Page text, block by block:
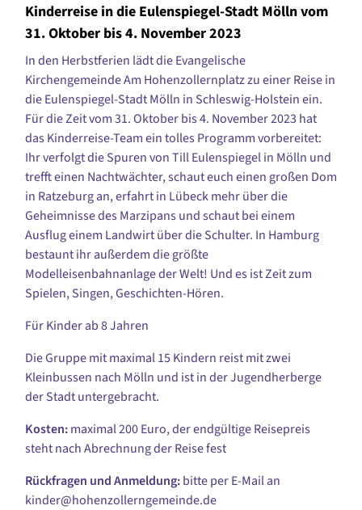
Kinderreise in die Eulenspiegel-Stadt Mölln vom
31. Oktober bis 4. November 2023
In den Herbstferien lädt die Evangelische
Kirchengemeinde Am Hohenzollernplatz zu einer Reise in
die Eulenspiegel-Stadt Mölln in Schleswig-Holstein ein.
Für die Zeit vom 31. Oktober bis 4. November 2023 hat
das Kinderreise-Team ein tolles Programm vorbereitet:
Ihr verfolgt die Spuren von Till Eulenspiegel in Mölln und
trefft einen Nachtwächter, schaut euch einen großen Dom
in Ratzeburg an, erfahrt in Lübeck mehr über die
Geheimnisse des Marzipans und schaut bei einem
Ausflug einem Landwirt über die Schulter. In Hamburg
bestaunt ihr außerdem die größte
Modelleisenbahnanlage der Welt! Und es ist Zeit zum
Spielen, Singen, Geschichten-Hören.
Für Kinder ab 8 Jahren
Die Gruppe mit maximal 15 Kindern reist mit zwei
Kleinbussen nach Mölln und ist in der Jugendherberge
der Stadt untergebracht.
Kosten:maximal 200 Euro, der endgültige Reisepreis
steht nach Abrechnung der Reise fest
Rückfragen und Anmeldung:bitte per E-Mail an
kinder@hohenzollerngemeinde.de